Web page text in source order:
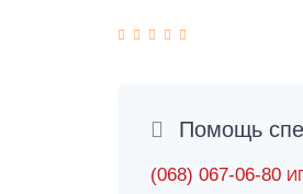
Помощь
(068) 067-06-80